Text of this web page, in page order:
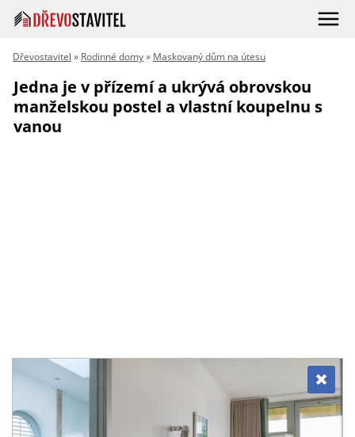
Dřevostavitel » Rodinné domy» Maskovaný dům na útesu
Jedna je v přízemí a ukrývá obrovskou
manželskou postel a vlastní koupelnu s
vanou